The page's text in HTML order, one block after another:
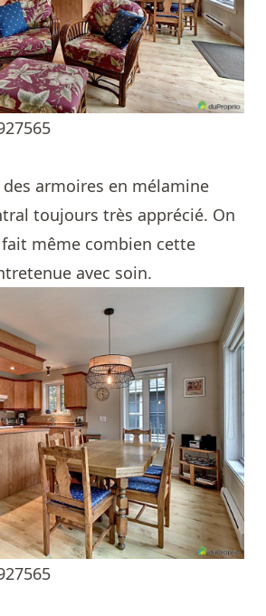
armoires en mélamine
toujours très apprécié. On
même combien cette
avec soin.